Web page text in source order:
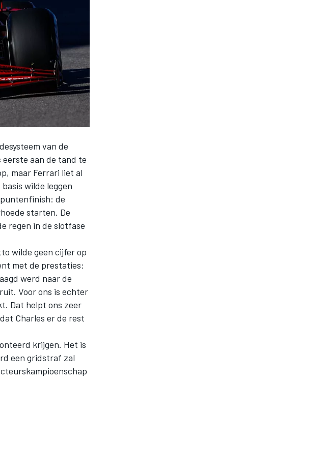
van de
aan de tand te
maar Ferrari liet al
wilde leggen
de
starten. De
regen in de slotfase
wilde geen cijfer op
met de prestaties:
werd naar de
Voor ons is echter
Dat helpt ons zeer
Charles er de rest
krijgen. Het is
een gridstraf zal